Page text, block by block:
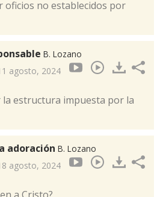
oficios no establecidos por
B. Lozano
agosto, 2024
estructura impuesta por la
adoración B. Lozano
agosto, 2024